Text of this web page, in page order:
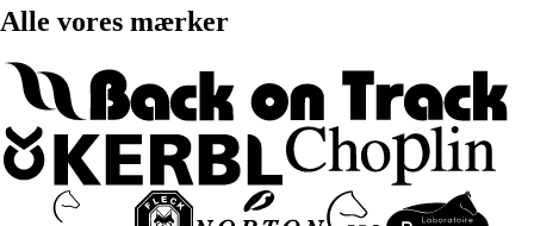
Alle vores mærker